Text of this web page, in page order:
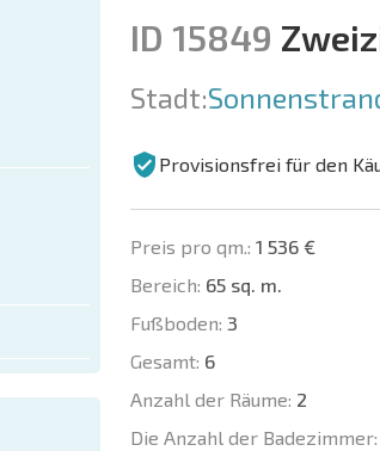
ID 15849
Stadt:
Provisionsfrei für den
Preis pro qm.: 1 536 €
Bereich: 65 sq. m.
Fußboden: 3
Gesamt: 6
Anzahl der Räume: 2
Die Anzahl der Badezimmer: